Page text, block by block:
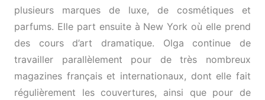
plusieurs marques de luxe, de cosmétiques et
parfums. Elle part ensuite à New York où elle prend
des cours d’art dramatique. Olga continue de
travailler parallèlement pour de très nombreux
magazines français et internationaux, dont elle fait
régulièrement les couvertures, ainsi que pour de